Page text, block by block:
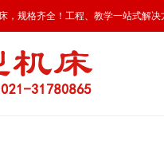
，规格齐全！工程、教学一站式解决